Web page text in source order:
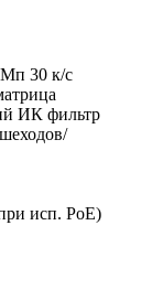
Мп 30 к/с
ИК фильтр
исп. PoE)